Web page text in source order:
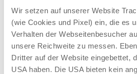
Wir setzen auf unserer Website
(wie Cookies und Pixel) ein, die es
Verhalten der Webseitenbesucher
unsere Reichweite zu messen.
Dritter auf der Website eingebettet,
USA haben. Die USA bieten kein